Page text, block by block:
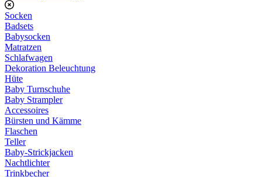
Socken
Badsets
Babysocken
Matratzen
Schlafwagen
Dekoration Beleuchtung
Hüte
Baby Turnschuhe
Baby Strampler
Accessoires
Bürsten und Kämme
Flaschen
Teller
Baby-Strickjacken
Nachtlichter
Trinkbecher